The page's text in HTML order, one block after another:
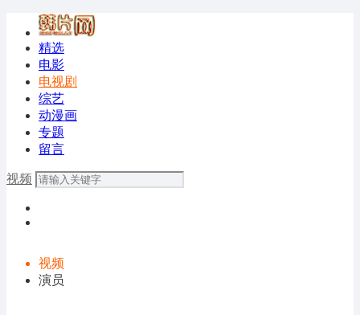
精选
电影
电视剧
综艺
动漫画
专题
留言
视频
视频
演员